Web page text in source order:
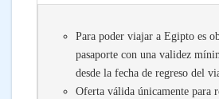
Para poder viajar a Egipto es
pasaporte con una validez
desde la fecha de regreso del
Oferta válida únicamente para